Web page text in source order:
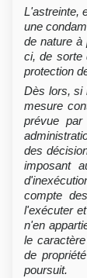
L'astreinte,
une
de nature à
ci, de sorte
protection
Dès lors, si
mesure
prévue
des
imposant
compte
l'exécuter
n'en
le
de
poursuit.